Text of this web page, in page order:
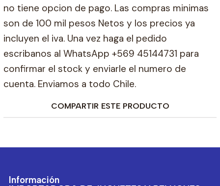
no tiene opcion de pago. Las compras minimas
son de 100 mil pesos Netos y los precios ya
incluyen el iva. Una vez haga el pedido
escribanos al WhatsApp +569 45144731 para
confirmar el stock y enviarle el numero de
cuenta. Enviamos a todo Chile.
COMPARTIR ESTE PRODUCTO
Información